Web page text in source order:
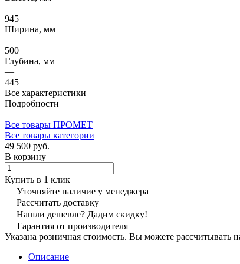
—
945
Ширина, мм
—
500
Глубина, мм
—
445
Все характеристики
Подробности
Все товары ПРОМЕТ
Все товары категории
49 500 руб.
В корзину
Купить в 1 клик
Уточняйте наличие у менеджера
Рассчитать доставку
Нашли дешевле? Дадим скидку!
Гарантия от производителя
Указана розничная стоимость. Вы можете рассчитывать
Описание